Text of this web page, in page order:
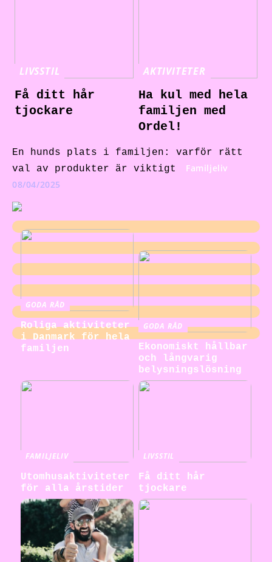
LIVSSTIL
Få ditt hår
tjockare
AKTIVITETER
Ha kul med hela
familjen med
Ordel!
En hunds plats i familjen: varför rätt
val av produkter är viktigt
Familjeliv
08/04/2025
GODA RÅD
Roliga aktiviteter
i Danmark för hela
familjen
GODA RÅD
Ekonomiskt hållbar
och långvarig
belysningslösning
FAMILJELIV
Utomhusaktiviteter
för alla årstider
LIVSSTIL
Få ditt hår
tjockare